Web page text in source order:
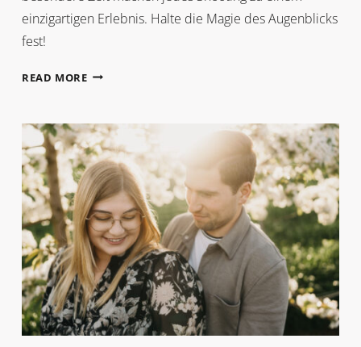
einzigartigen Erlebnis. Halte die Magie des Augenblicks
fest!
READ MORESUNSET
VIEW